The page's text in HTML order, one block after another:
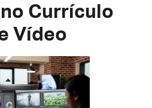
Currículo
Vídeo